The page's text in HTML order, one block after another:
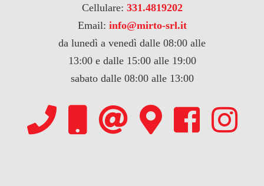
Cellulare: 331.4819202
Email: info@mirto-srl.it
da lunedì a venedì dalle 08:00 alle
13:00 e dalle 15:00 alle 19:00
sabato dalle 08:00 alle 13:00